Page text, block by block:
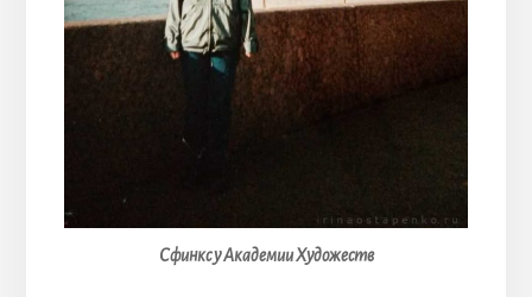
Сфинкс у Академии Художеств